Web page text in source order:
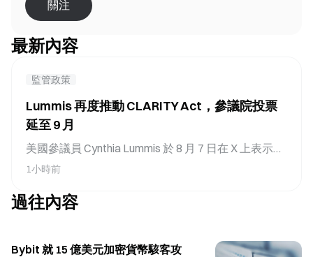
關注
最新內容
監管政策
Lummis 再度推動 CLARITY Act，參議院投票
延至 9 月
美國參議員 Cynthia Lummis 於 8 月 7 日在 X 上表示，
她仍決心推動 CLARITY Act，同時對該法案在參議院
位資產小組委員會的懷俄明州共和黨參議員承諾，儘
管進度延遲，仍將繼續與參議院同僚合作，通過全面
於 8 月 7 日確認，該院將把表決延後至 8 月休會期結
1小時前
過往內容
Bybit 就 15 億美元加密貨幣駭客攻